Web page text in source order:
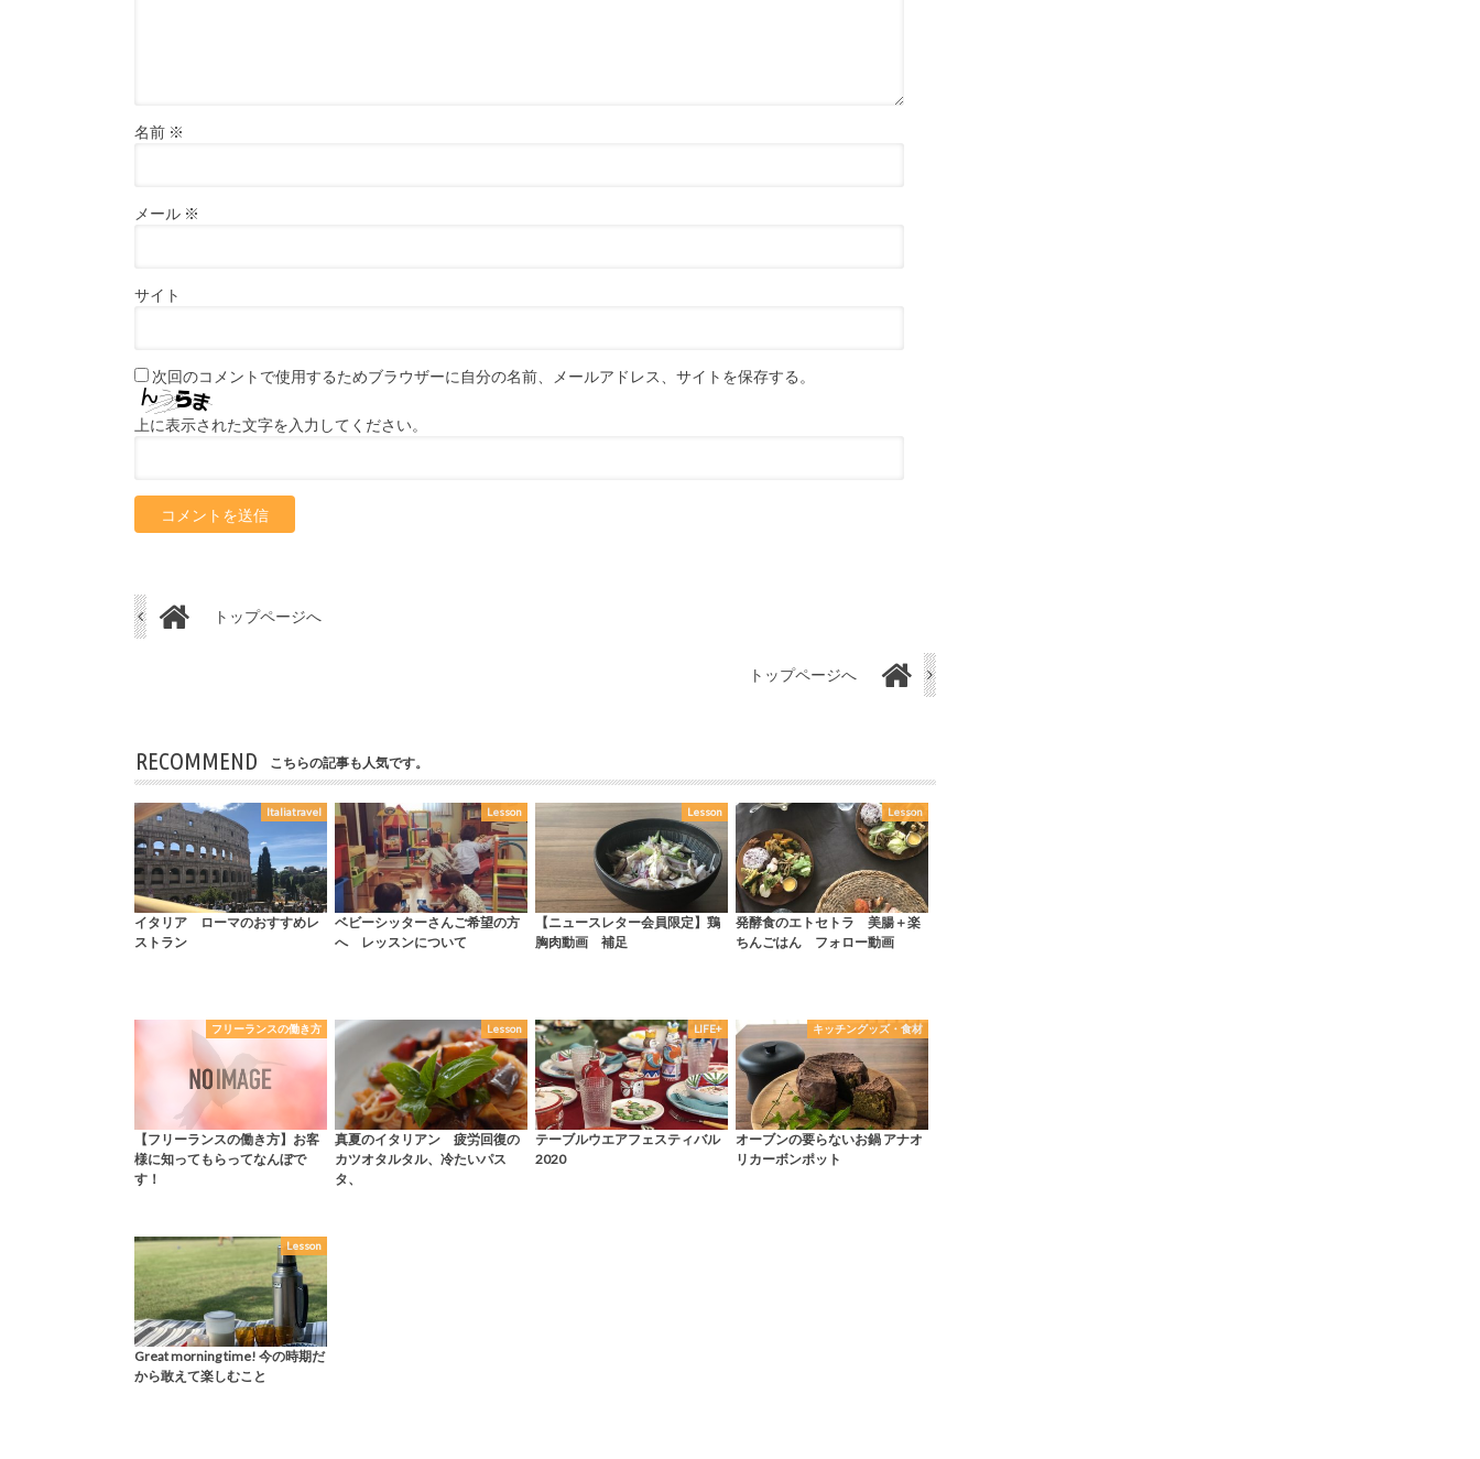
名前 ※
メール ※
サイト
次回のコメントで使用するためブラウザーに自分の名前、メールアドレス、サイトを保存する。
上に表示された文字を入力してください。
トップページへ
トップページへ
RECOMMEND こちらの記事も人気です。
Italiatravel
イタリア ローマのおすすめレ
ストラン
Lesson
ベビーシッターさんご希望の方
へ レッスンについて
Lesson
【ニュースレター会員限定】鶏
胸肉動画 補足
Lesson
発酵食のエトセトラ 美腸＋楽
ちんごはん フォロー動画
フリーランスの働き方
【フリーランスの働き方】お客
様に知ってもらってなんぼで
す！
Lesson
真夏のイタリアン 疲労回復の
カツオタルタル、冷たいパス
タ、
LIFE+
テーブルウエアフェスティバル
2020
キッチングッズ・食材
オーブンの要らないお鍋 アナオ
リカーボンポット
Lesson
Great morning time! 今の時期だ
から敢えて楽しむこと